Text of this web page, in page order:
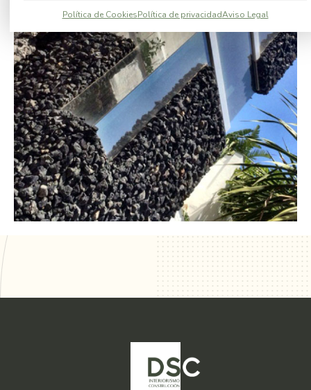
Política de CookiesPolítica de privacidadAviso Legal